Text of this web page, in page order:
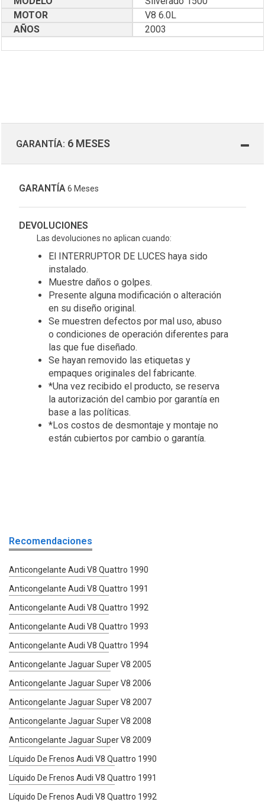
MOTOR
V8 6.0L
AÑOS
2003
GARANTÍA: 6 MESES
GARANTÍA6 Meses
DEVOLUCIONES
Las devoluciones no aplican cuando:
El INTERRUPTOR DE LUCES haya sido
instalado.
Muestre daños o golpes.
Presente alguna modificación o alteración
en su diseño original.
Se muestren defectos por mal uso, abuso
o condiciones de operación diferentes para
las que fue diseñado.
Se hayan removido las etiquetas y
empaques originales del fabricante.
*Una vez recibido el producto, se reserva
la autorización del cambio por garantía en
base a las políticas.
*Los costos de desmontaje y montaje no
están cubiertos por cambio o garantía.
Recomendaciones
Anticongelante Audi V8 Quattro 1990
Anticongelante Audi V8 Quattro 1991
Anticongelante Audi V8 Quattro 1992
Anticongelante Audi V8 Quattro 1993
Anticongelante Audi V8 Quattro 1994
Anticongelante Jaguar Super V8 2005
Anticongelante Jaguar Super V8 2006
Anticongelante Jaguar Super V8 2007
Anticongelante Jaguar Super V8 2008
Anticongelante Jaguar Super V8 2009
Líquido De Frenos Audi V8 Quattro 1990
Líquido De Frenos Audi V8 Quattro 1991
Líquido De Frenos Audi V8 Quattro 1992